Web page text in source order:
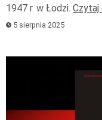
1947 r. w Łodzi. Czytaj
5 sierpnia 2025